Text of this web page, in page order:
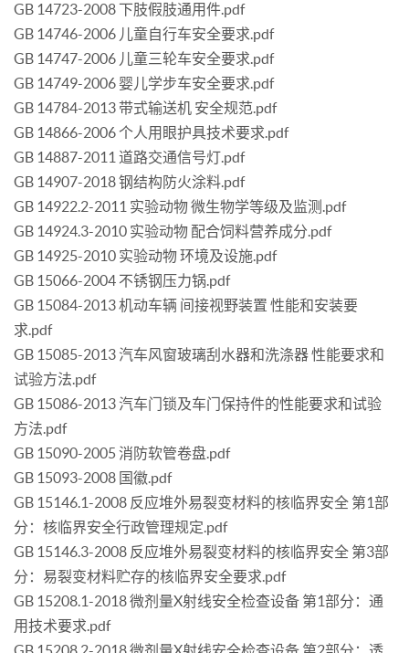
GB 14723-2008 下肢假肢通用件.pdf
GB 14746-2006 儿童自行车安全要求.pdf
GB 14747-2006 儿童三轮车安全要求.pdf
GB 14749-2006 婴儿学步车安全要求.pdf
GB 14784-2013 带式输送机 安全规范.pdf
GB 14866-2006 个人用眼护具技术要求.pdf
GB 14887-2011 道路交通信号灯.pdf
GB 14907-2018 钢结构防火涂料.pdf
GB 14922.2-2011 实验动物 微生物学等级及监测.pdf
GB 14924.3-2010 实验动物 配合饲料营养成分.pdf
GB 14925-2010 实验动物 环境及设施.pdf
GB 15066-2004 不锈钢压力锅.pdf
GB 15084-2013 机动车辆 间接视野装置 性能和安装要
求.pdf
GB 15085-2013 汽车风窗玻璃刮水器和洗涤器 性能要求和
试验方法.pdf
GB 15086-2013 汽车门锁及车门保持件的性能要求和试验
方法.pdf
GB 15090-2005 消防软管卷盘.pdf
GB 15093-2008 国徽.pdf
GB 15146.1-2008 反应堆外易裂变材料的核临界安全 第1部
分：核临界安全行政管理规定.pdf
GB 15146.3-2008 反应堆外易裂变材料的核临界安全 第3部
分：易裂变材料贮存的核临界安全要求.pdf
GB 15208.1-2018 微剂量X射线安全检查设备 第1部分：通
用技术要求.pdf